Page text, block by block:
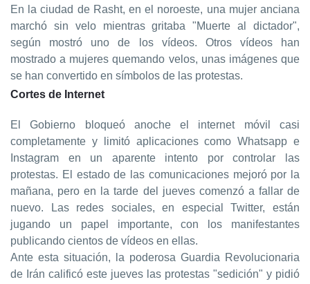
En la ciudad de Rasht, en el noroeste, una mujer anciana
marchó sin velo mientras gritaba "Muerte al dictador",
según mostró uno de los vídeos. Otros vídeos han
mostrado a mujeres quemando velos, unas imágenes que
se han convertido en símbolos de las protestas.
Cortes de Internet
El Gobierno bloqueó anoche el internet móvil casi
completamente y limitó aplicaciones como Whatsapp e
Instagram en un aparente intento por controlar las
protestas. El estado de las comunicaciones mejoró por la
mañana, pero en la tarde del jueves comenzó a fallar de
nuevo. Las redes sociales, en especial Twitter, están
jugando un papel importante, con los manifestantes
publicando cientos de vídeos en ellas.
Ante esta situación, la poderosa Guardia Revolucionaria
de Irán calificó este jueves las protestas "sedición" y pidió